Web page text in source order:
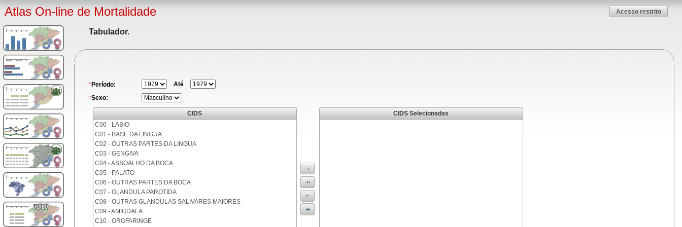
Atlas On-line de Mortalidade Acesso restrito
Tabulador.
*Período:
Até
*Sexo:
CIDS
C00 - LABIO
C01 - BASE DA LINGUA
C02 - OUTRAS PARTES DA LINGUA
C03 - GENGIVA
C04 - ASSOALHO DA BOCA
C05 - PALATO
C06 - OUTRAS PARTES DA BOCA
C07 - GLANDULA PAROTIDA
C08 - OUTRAS GLANDULAS SALIVARES MAIORES
C09 - AMIGDALA
C10 - OROFARINGE
CIDS Selecionadas